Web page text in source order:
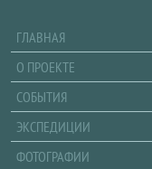
ГЛАВНАЯ
О ПРОЕКТЕ
СОБЫТИЯ
ЭКСПЕДИЦИИ
ФОТОГРАФИИ